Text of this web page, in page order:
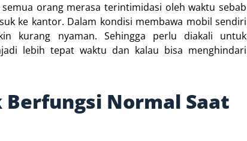
orang merasa terintimidasi oleh waktu sebab
ke kantor. Dalam kondisi membawa mobil sendiri
kurang nyaman. Sehingga perlu diakali untuk
lebih tepat waktu dan kalau bisa menghindari
Berfungsi Normal Saat